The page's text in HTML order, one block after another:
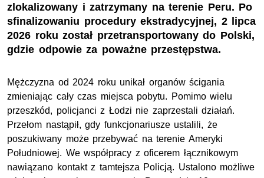
zlokalizowany i zatrzymany na terenie Peru. Po
sfinalizowaniu procedury ekstradycyjnej, 2 lipca
2026 roku został przetransportowany do Polski,
gdzie odpowie za poważne przestępstwa.
Mężczyzna od 2024 roku unikał organów ścigania
zmieniając cały czas miejsca pobytu. Pomimo wielu
przeszkód, policjanci z Łodzi nie zaprzestali działań.
Przełom nastąpił, gdy funkcjonariusze ustalili, że
poszukiwany może przebywać na terenie Ameryki
Południowej. We współpracy z oficerem łącznikowym
nawiązano kontakt z tamtejsza Policją. Ustalono możliwe